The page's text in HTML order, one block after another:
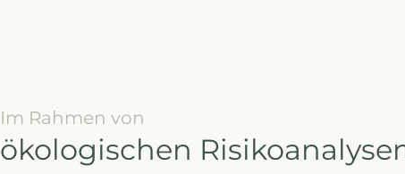
Im Rahmen von
ökologischen